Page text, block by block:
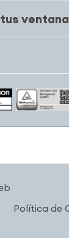
Política de